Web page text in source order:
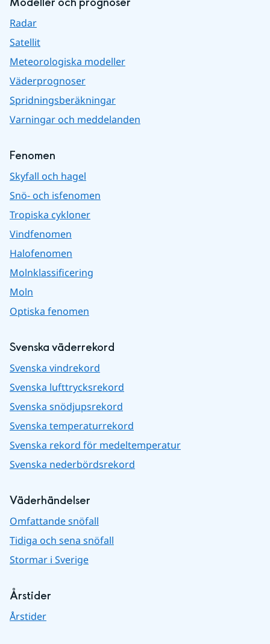
Radar
Satellit
Meteorologiska modeller
Väderprognoser
Spridningsberäkningar
Varningar och meddelanden
Fenomen
Skyfall och hagel
Snö- och isfenomen
Tropiska cykloner
Vindfenomen
Halofenomen
Molnklassificering
Moln
Optiska fenomen
Svenska väderrekord
Svenska vindrekord
Svenska lufttrycksrekord
Svenska snödjupsrekord
Svenska temperaturrekord
Svenska rekord för medeltemperatur
Svenska nederbördsrekord
Väderhändelser
Omfattande snöfall
Tidiga och sena snöfall
Stormar i Sverige
Årstider
Årstider